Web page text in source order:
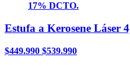
17% DCTO.
Estufa a Kerosene Láser
$449.990 $539.990